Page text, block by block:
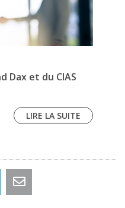
Dax et du CIAS
LIRE LA SUITE